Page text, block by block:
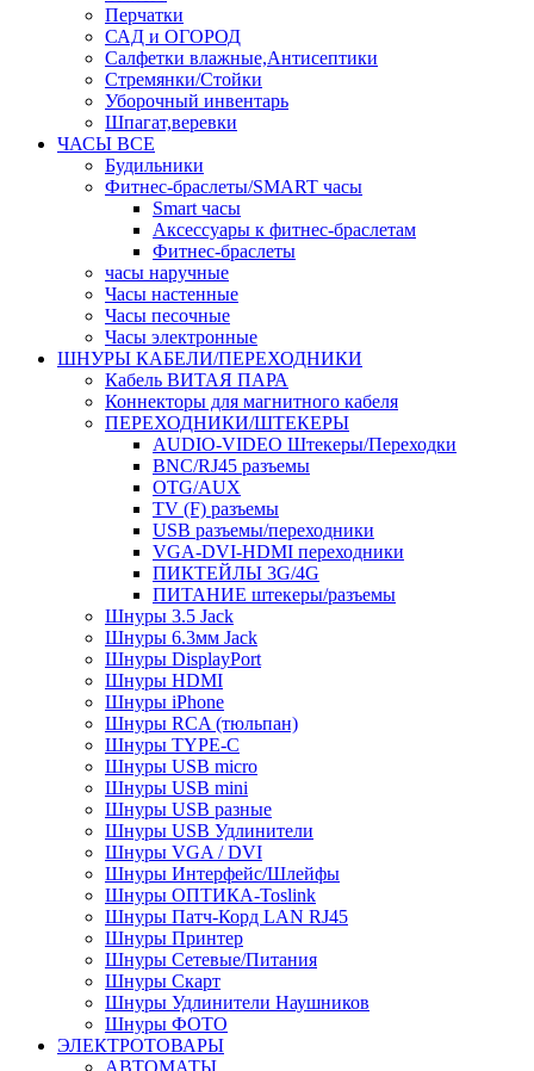
Перчатки
САД и ОГОРОД
Салфетки влажные,Антисептики
Стремянки/Стойки
Уборочный инвентарь
Шпагат,веревки
ЧАСЫ ВСЕ
Будильники
Фитнес-браслеты/SMART часы
Smart часы
Аксессуары к фитнес-браслетам
Фитнес-браслеты
часы наручные
Часы настенные
Часы песочные
Часы электронные
ШНУРЫ КАБЕЛИ/ПЕРЕХОДНИКИ
Кабель ВИТАЯ ПАРА
Коннекторы для магнитного кабеля
ПЕРЕХОДНИКИ/ШТЕКЕРЫ
AUDIO-VIDEO Штекеры/Переходки
BNC/RJ45 разъемы
OTG/AUX
TV (F) разъемы
USB разъемы/переходники
VGA-DVI-HDMI переходники
ПИКТЕЙЛЫ 3G/4G
ПИТАНИЕ штекеры/разъемы
Шнуры 3.5 Jack
Шнуры 6.3мм Jack
Шнуры DisplayPort
Шнуры HDMI
Шнуры iPhone
Шнуры RCA (тюльпан)
Шнуры TYPE-C
Шнуры USB micro
Шнуры USB mini
Шнуры USB разные
Шнуры USB Удлинители
Шнуры VGA / DVI
Шнуры Интерфейс/Шлейфы
Шнуры ОПТИКА-Toslink
Шнуры Патч-Корд LAN RJ45
Шнуры Принтер
Шнуры Сетевые/Питания
Шнуры Скарт
Шнуры Удлинители Наушников
Шнуры ФОТО
ЭЛЕКТРОТОВАРЫ
АВТОМАТЫ